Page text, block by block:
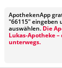
ApothekenApp
"66115" eingeben
auswählen. Die
Lukas-Apotheke
unterwegs.